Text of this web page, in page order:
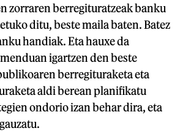
zorraren berregituratzeak banku
ditu, beste maila baten. Batez
handiak. Eta hauxe da
igartzen den beste
berregituraketa eta
aldi berean planifikatu
ondorio izan behar dira, eta